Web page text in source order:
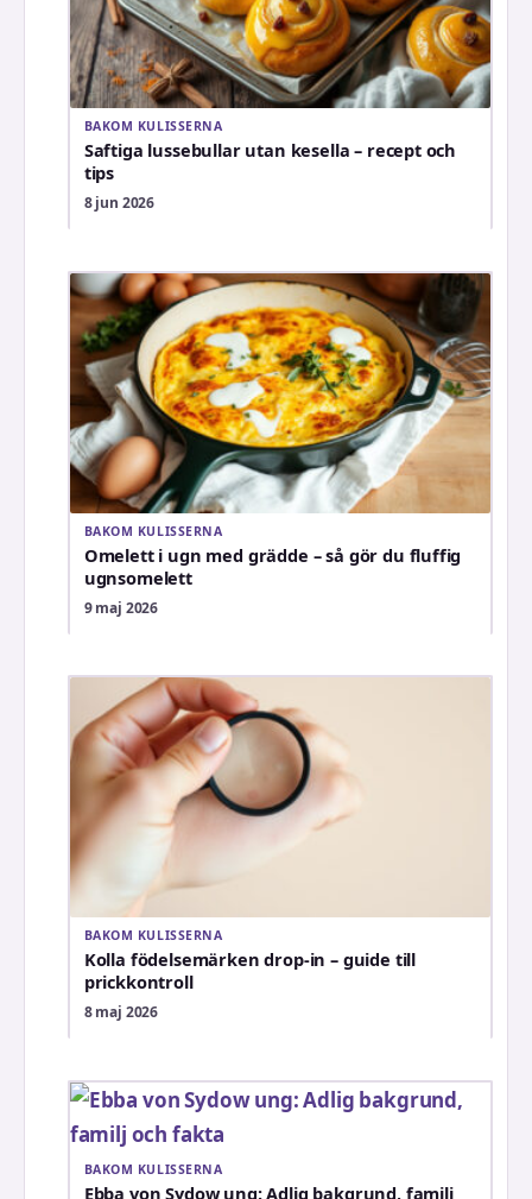
BAKOM KULISSERNA
Saftiga lussebullar utan kesella – recept och
tips
8 jun 2026
BAKOM KULISSERNA
Omelett i ugn med grädde – så gör du fluffig
ugnsomelett
9 maj 2026
BAKOM KULISSERNA
Kolla födelsemärken drop-in – guide till
prickkontroll
8 maj 2026
BAKOM KULISSERNA
Ebba von Sydow ung: Adlig bakgrund, familj